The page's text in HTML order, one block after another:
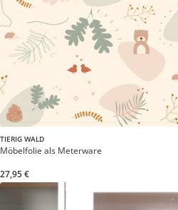
TIERIG WALD
Möbelfolie als Meterware
27,95 €